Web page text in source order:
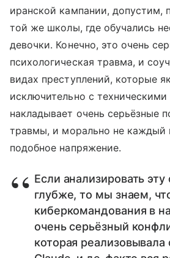
иранской кампании, допустим,
той же школы, где обучались
девочки. Конечно, это очень
психологическая травма, и
видах преступлений, которые
исключительно с
накладывает очень серьёзные
травмы, и морально не
подобное напряжение.
Если анализировать
глубже, то мы знаем,
киберкомандования в
очень серьёзный
которая